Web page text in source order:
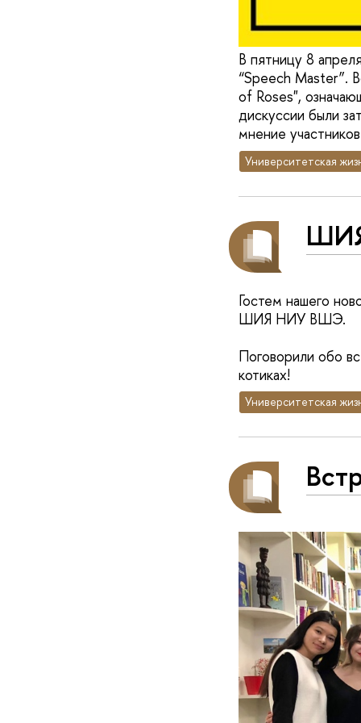
В пятницу 8
“Speech Master”.
of Roses",
дискуссии были
мнение
Университетская
Гостем нашего
ШИЯ НИУ ВШЭ.
Поговорили обо
котиках!
Университетская